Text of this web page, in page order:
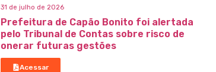
31 de julho de 2026
Prefeitura de Capão Bonito foi alertada
pelo Tribunal de Contas sobre risco de
onerar futuras gestões
Acessar